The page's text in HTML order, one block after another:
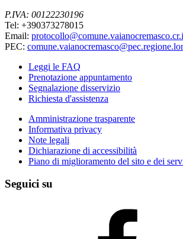
P.IVA: 00122230196
Tel: +390373278015
Email:
PEC:
Leggi le FAQ
Prenotazione appuntamento
Segnalazione disservizio
Richiesta d'assistenza
Amministrazione trasparente
Informativa privacy
Note legali
Dichiarazione di accessibilità
Piano di miglioramento del sito e dei
Seguici su